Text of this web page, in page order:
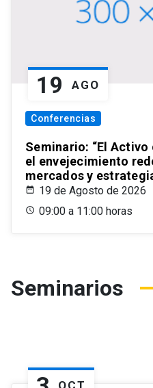
19 AGO
Conferencias
Seminario: “El
el envejecimiento
mercados y
19 de Agosto de 2026
09:00 a 11:00 horas
Seminarios